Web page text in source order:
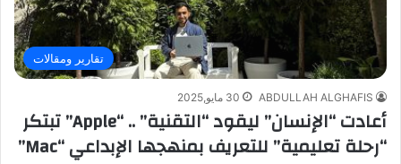
تقارير ومقالات
ABDULLAH ALGHAFIS 30 مايو,2025
أعادت “الإنسان” ليقود “التقنية” .. “Apple” تبتكر
“رحلة تعليمية” للتعريف بمنهجها الإبداعي “Mac”